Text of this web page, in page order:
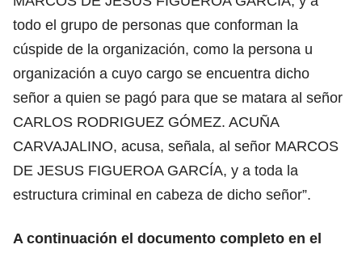
todo el grupo de personas que conforman la
cúspide de la organización, como la persona u
organización a cuyo cargo se encuentra dicho
señor a quien se pagó para que se matara al señor
CARLOS RODRIGUEZ GÓMEZ. ACUÑA
CARVAJALINO, acusa, señala, al señor MARCOS
DE JESUS FIGUEROA GARCÍA, y a toda la
estructura criminal en cabeza de dicho señor”.
A continuación el documento completo en el